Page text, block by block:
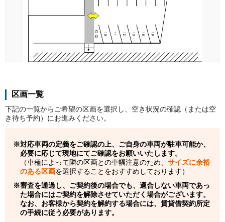
区画一覧
下記の一覧からご希望の区画を選択し、空き状況の確認（または空
き待ち予約）にお進みください。
対応車両の定義をご確認の上、ご自身の車両が駐車可能か、
必要に応じて現地にてご確認をお願いいたします。
（車種によって隣の区画との車幅注意のため、 サイズに余裕
のある区画を選択することをおすすめしております）
審査を通過し、ご契約後の場合でも、適合しない車両であっ
た場合にはご契約を解除させていただく場合がございます。
なお、お客様から契約を解約する場合には、賃貸借契約所定
の手続に従う必要があります。